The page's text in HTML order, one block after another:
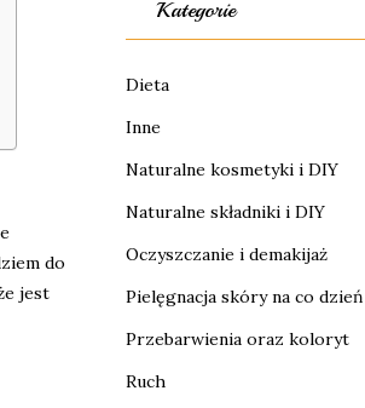
do
jest
Kategorie
Dieta
Inne
Naturalne kosmetyki i DIY
Naturalne składniki i DIY
Oczyszczanie i demakijaż
Pielęgnacja skóry na co dzień
Przebarwienia oraz koloryt
Ruch